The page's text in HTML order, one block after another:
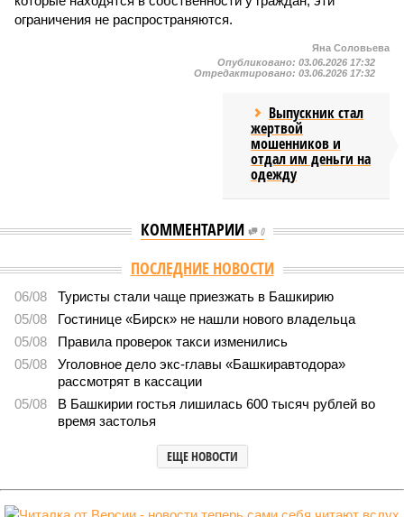
ограничения не распространяются.
Яна Соловьева
Опубликовано: 03.06.2026 17:32
Отредактировано: 03.06.2026 17:32
Выпускник стал
жертвой
мошенников и
отдал им деньги на
одежду
КОММЕНТАРИИ 0
ПОСЛЕДНИЕ НОВОСТИ
06/08
Туристы стали чаще приезжать в Башкирию
05/08
Гостинице «Бирск» не нашли нового владельца
05/08
Правила проверок такси изменились
05/08
Уголовное дело экс-главы «Башкиравтодора»
рассмотрят в кассации
05/08
В Башкирии гостья лишилась 600 тысяч рублей во
время застолья
ЕЩЕ НОВОСТИ